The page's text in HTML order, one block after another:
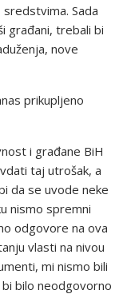
Sada
građani, trebali bi
nove
prikupljeno
i građane BiH
taj utrošak, a
da se uvode neke
nismo spremni
odgovore na ova
vlasti na nivou
mi nismo bili
bilo neodgovorno